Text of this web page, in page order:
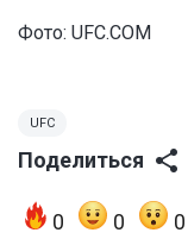
Фото: UFC.COM
UFC
Поделиться
0 0 0